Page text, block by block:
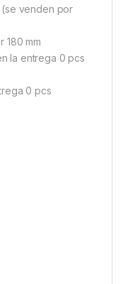
venden por
180 mm
la entrega 0 pcs
0 pcs